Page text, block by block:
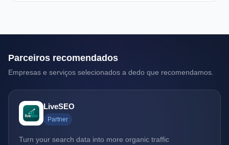
Parceiros recomendados
Empresas e serviços selecionados a dedo que recomendamos.
LiveSEO
Partner
Turn your search data into more organic traffic